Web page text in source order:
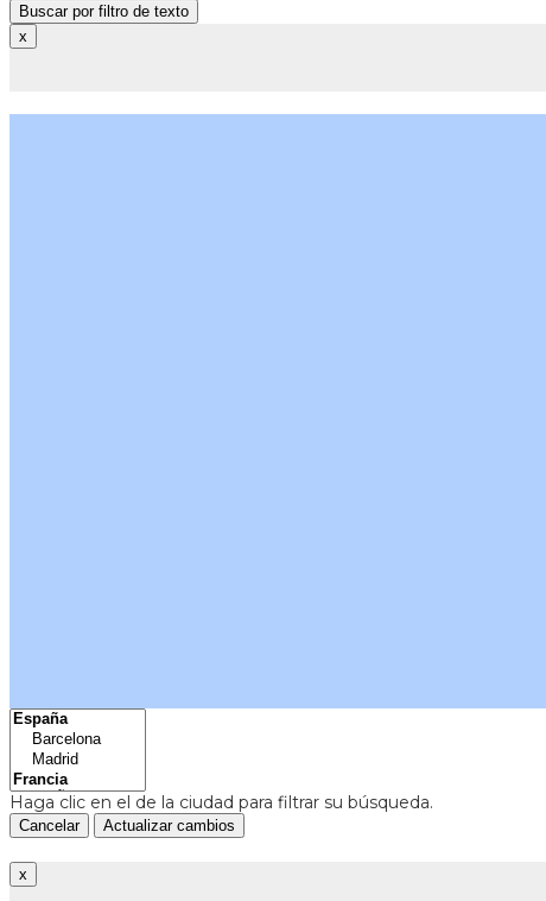
Buscar por filtro de texto
Haga clic en el de la ciudad para filtrar su búsqueda.
Cancelar Actualizar cambios